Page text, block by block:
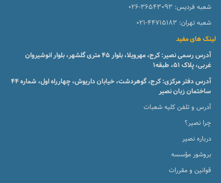
شعبه فردیس: 026-36543093
شعبه تهران: 021-44715183
لینک های مفید
آدرس رسمی نصیر: کرج، مهرویلا، بلوار 45 متری گلشهر، بلوار انوشیروان
غربی، پلاک 51، طبقه1
آدرس دفتر مرکزی: کرج، گوهردشت، خیابان داریوش، چهارراه اول، شماره ۴۴
ساختمان زبان نصیر
آدرس و تلفن کلیه شعبات
چرا نصیر؟
درباره نصیر
بروشور مؤسسه
قوانین و مقررات